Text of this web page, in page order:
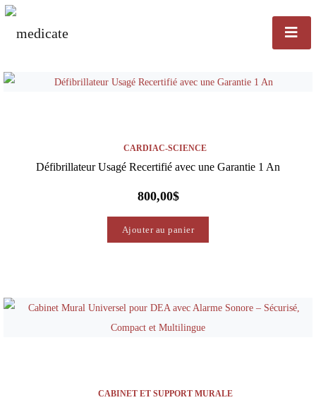
CARDIAC-SCIENCE
Défibrillateur Usagé Recertifié avec une Garantie 1 An
800,00$
Ajouter au panier
CABINET ET SUPPORT MURALE